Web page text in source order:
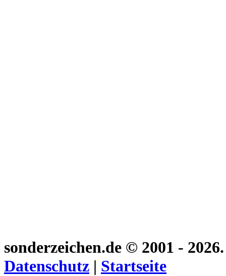
sonderzeichen.de © 2001 -
Datenschutz | Startseite